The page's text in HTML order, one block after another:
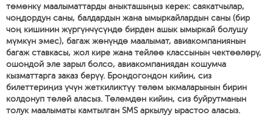
төмөнкү маалыматтарды аныкташыңыз керек: саякатчылар,
чоңдордун саны, балдардын жана ымыркайлардын саны (бир
чоң кишинин жүргүнчүсүндө бирден ашык ымыркай болушу
мүмкүн эмес), багаж жөнүндө маалымат, авиакомпаниянын
багаж ставкасы, жол кире жана тейлөө классынын чектөөлөрү,
ошондой эле зарыл болсо, авиакомпаниядан кошумча
кызматтарга заказ берүү. Брондогондон кийин, сиз
билеттериңиз үчүн жеткиликтүү төлөм ыкмаларынын бирин
колдонуп төлөй аласыз. Төлөмдөн кийин, сиз буйрутманын
толук маалыматы камтылган SMS аркылуу ырастоо аласыз.